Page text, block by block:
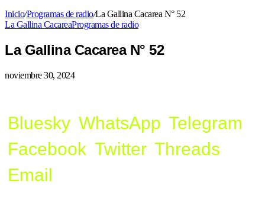
Inicio/Programas de radio/La Gallina Cacarea N° 52
La Gallina CacareaProgramas de radio
La Gallina Cacarea N° 52
noviembre 30, 2024
Bluesky WhatsApp Telegram
Facebook Twitter Threads
Email